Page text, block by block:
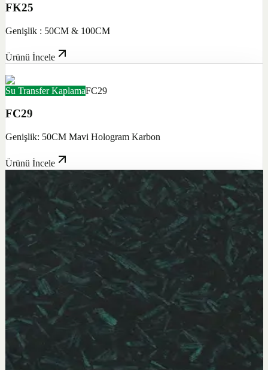
FK25
Genişlik : 50CM & 100CM
Ürünü İncele
Su Transfer KaplamaFC29
FC29
Genişlik: 50CM Mavi Hologram Karbon
Ürünü İncele